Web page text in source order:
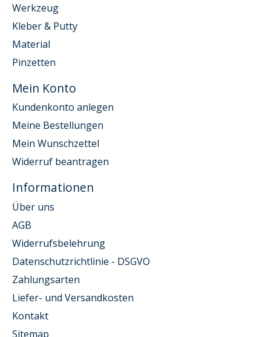
Werkzeug
Kleber & Putty
Material
Pinzetten
Mein Konto
Kundenkonto anlegen
Meine Bestellungen
Mein Wunschzettel
Widerruf beantragen
Informationen
Über uns
AGB
Widerrufsbelehrung
Datenschutzrichtlinie - DSGVO
Zahlungsarten
Liefer- und Versandkosten
Kontakt
Sitemap